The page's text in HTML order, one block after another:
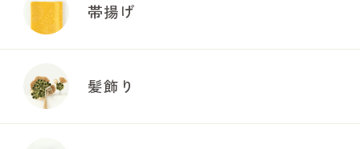
帯揚げ
髪飾り